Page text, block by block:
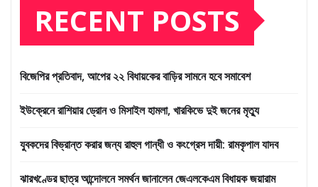
RECENT POSTS
বিজেপির প্রতিবাদ, আপের ২২ বিধায়কের বাড়ির সামনে হবে সমাবেশ
ইউক্রেনে রাশিয়ার ড্রোন ও মিসাইল হামলা, খারকিভে দুই জনের মৃত্যু
যুবকদের বিভ্রান্ত করার জন্য রাহুল গান্ধী ও কংগ্রেস দায়ী: রামকৃপাল যাদব
ঝারখণ্ডের ছাত্র আন্দোলনে সমর্থন জানালেন জেএলকেএম বিধায়ক জয়ারাম